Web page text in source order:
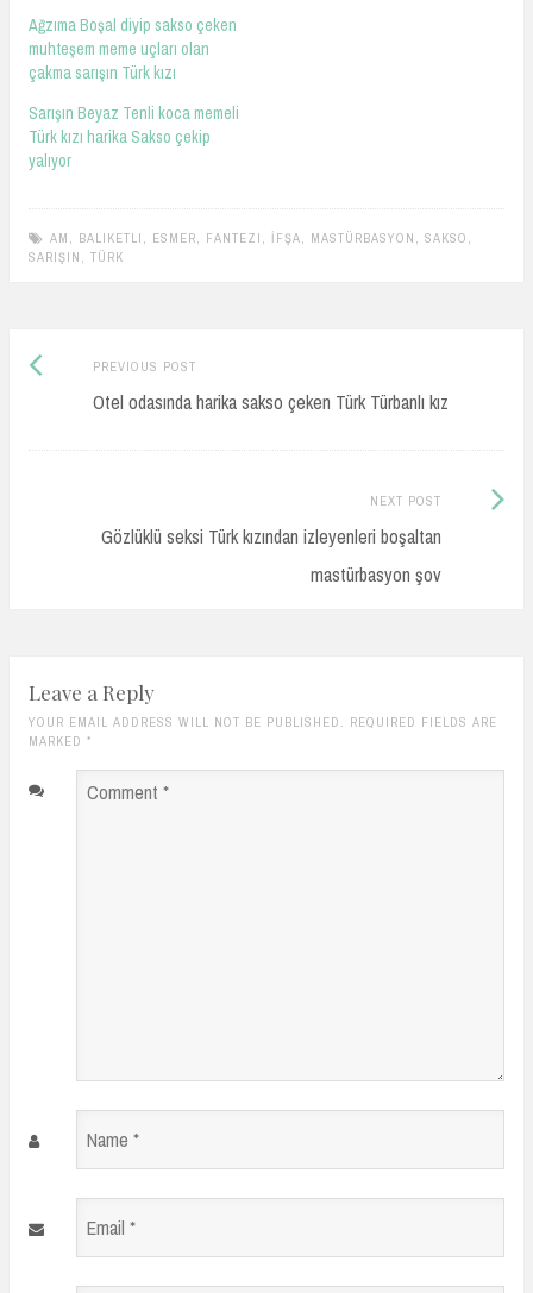
Ağzıma Boşal diyip sakso çeken
muhteşem meme uçları olan
çakma sarışın Türk kızı
Sarışın Beyaz Tenli koca memeli
Türk kızı harika Sakso çekip
yalıyor
AM , BALIKETLI , ESMER, FANTEZI , İFŞA, MASTÜRBASYON , SAKSO ,
SARIŞIN , TÜRK
Post
navigation
PREVIOUS POSTPrevious
post:
Otel odasında harika sakso çeken Türk Türbanlı kız
NEXT POST
Gözlüklü seksi Türk kızından izleyenleri boşaltan
mastürbasyon şov
Next
Leave a Reply
YOUR EMAIL ADDRESS WILL NOT BE PUBLISHED. REQUIRED FIELDS ARE
MARKED *
Comment
Name
Email